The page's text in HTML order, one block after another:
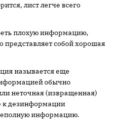
лист легче всего
плохую информацию,
представляет собой хорошая
называется еще
обычно
неточная (извращенная)
дезинформации
информацию.